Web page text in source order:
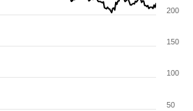
50
100
150
200